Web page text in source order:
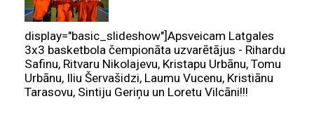
display="basic_slideshow"]Apsveicam Latgales
3x3 basketbola čempionāta uzvarētājus - Rihardu
Safinu, Ritvaru Nikolajevu, Kristapu Urbānu, Tomu
Urbānu, Iliu Šervašidzi, Laumu Vucenu, Kristiānu
Tarasovu, Sintiju Geriņu un Loretu Vilcāni!!!